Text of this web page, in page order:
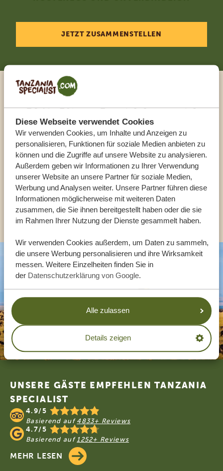
Diese Webseite verwendet Cookies
Wir verwenden Cookies, um Inhalte und Anzeigen zu
personalisieren, Funktionen für soziale Medien anbieten zu
können und die Zugriffe auf unsere Website zu analysieren.
Außerdem geben wir Informationen zu Ihrer Verwendung
unserer Website an unsere Partner für soziale Medien,
Werbung und Analysen weiter. Unsere Partner führen diese
Informationen möglicherweise mit weiteren Daten
zusammen, die Sie ihnen bereitgestellt haben oder die sie
im Rahmen Ihrer Nutzung der Dienste gesammelt haben.
Wir verwenden Cookies außerdem, um Daten zu sammeln,
die unsere Werbung personalisieren und ihre Wirksamkeit
messen. Weitere Einzelheiten finden Sie in
der Datenschutzerklärung von Google.
Alle zulassen
Details zeigen
JETZT ZUSAMMENSTELLEN
Sprechen Sie mit einem
Reiseberater
UNSERE EXPERTEN HELFEN IHNEN GERN
+494087407061
ANDERE LÄNDER
UNSERE GÄSTE EMPFEHLEN TANZANIA
SPECIALIST
4.9/5
Basierend auf 4833+ Reviews
4.7/5
Basierend auf 1252+ Reviews
MEHR LESEN